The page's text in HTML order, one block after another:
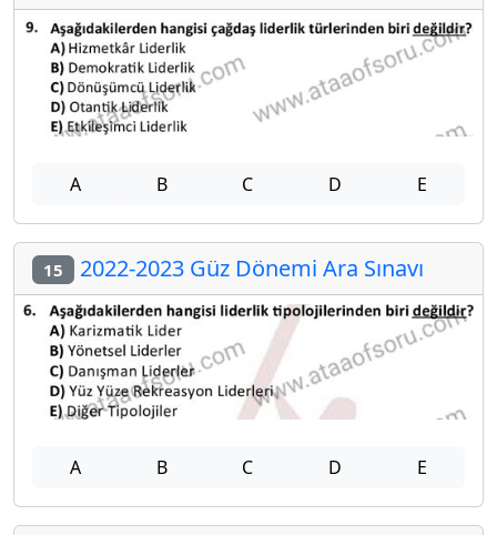
A B C D E
15 2022-2023 Güz Dönemi Ara Sınavı
A B C D E